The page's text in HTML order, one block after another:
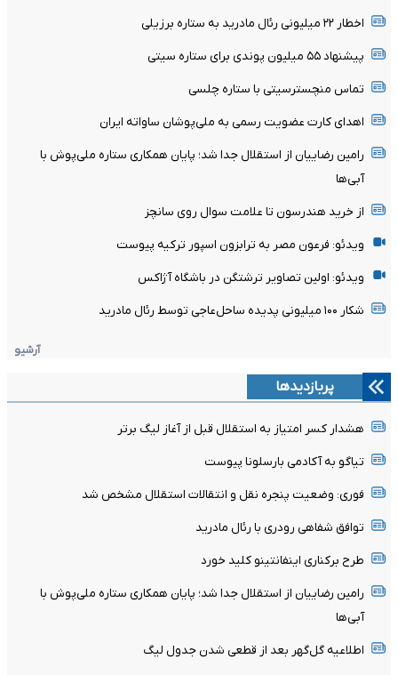
اخطار ۲۲ میلیونی رئال مادرید به ستاره برزیلی
پیشنهاد ۵۵ میلیون پوندی برای ستاره سیتی
تماس منچسترسیتی با ستاره چلسی
اهدای کارت عضویت رسمی به ملی‌پوشان ساواته ایران
رامین رضاییان از استقلال جدا شد؛ پایان همکاری ستاره ملی‌پوش با
آبی‌ها
از خرید هندرسون تا علامت سوال روی سانچز
ویدئو: فرعون مصر به ترابزون اسپور ترکیه پیوست
ویدئو: اولین تصاویر ترشتگن در باشگاه آژاکس
شکار ۱۰۰ میلیونی پدیده ساحل‌عاجی توسط رئال مادرید
آرشیو
پربازدیدها
هشدار کسر امتیاز به استقلال قبل از آغاز لیگ برتر
تیاگو به آکادمی بارسلونا پیوست
فوری: وضعیت پنجره نقل و انتقالات استقلال مشخص شد
توافق شفاهی رودری با رئال مادرید
طرح برکناری اینفانتینو کلید خورد
رامین رضاییان از استقلال جدا شد؛ پایان همکاری ستاره ملی‌پوش با
آبی‌ها
اطلاعیه گل‌گهر بعد از قطعی شدن جدول لیگ